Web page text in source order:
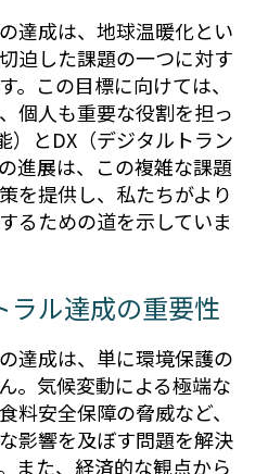
達成は、地球温暖化とい
迫した課題の一つに対す
。この目標に向けては、
個人も重要な役割を担っ
）とDX（デジタルトラン
進展は、この複雑な課題
を提供し、私たちがより
るための道を示していま
ラル達成の重要性
達成は、単に環境保護の
。気候変動による極端な
料安全保障の脅威など、
影響を及ぼす問題を解決
また、経済的な観点から